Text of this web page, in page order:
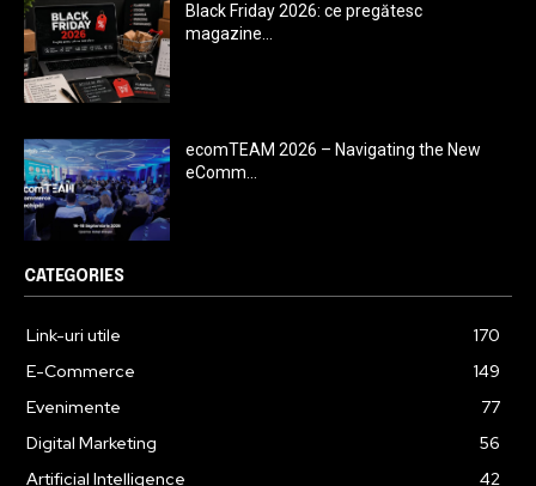
Black Friday 2026: ce pregătesc
magazine...
ecomTEAM 2026 – Navigating the New
eComm...
CATEGORIES
Link-uri utile
170
E-Commerce
149
Evenimente
77
Digital Marketing
56
Artificial Intelligence
42